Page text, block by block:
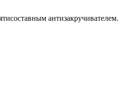
антизакручивателем.